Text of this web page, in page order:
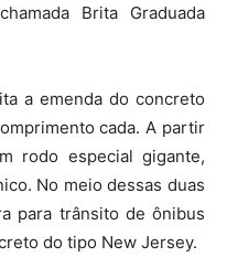
Brita Graduada
a emenda do concreto
cada. A partir
rodo especial gigante,
No meio dessas duas
para trânsito de ônibus
do tipo New Jersey.